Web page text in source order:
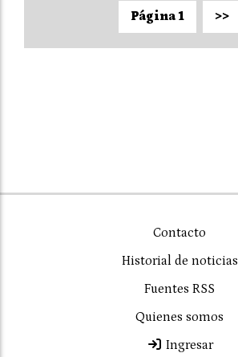
Página 1 >>
Contacto
Historial de noticias
Fuentes RSS
Quienes somos
Ingresar